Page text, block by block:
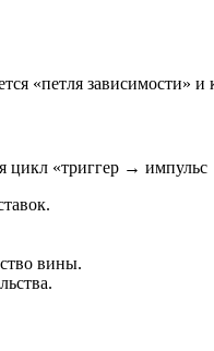
«петля зависимости» и
цикл «триггер →
вины.